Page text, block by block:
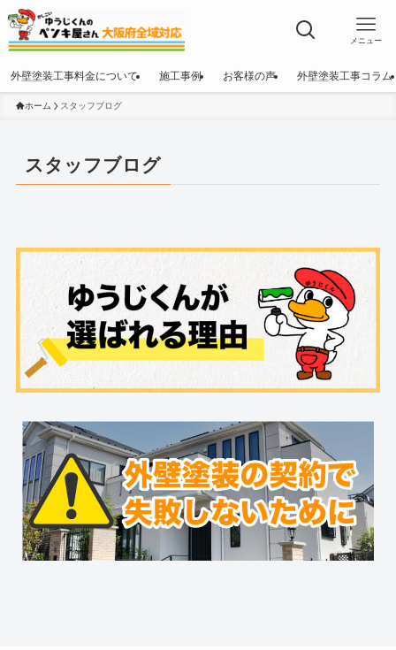
メニュー
外壁塗装工事料金について 施工事例 お客様の声 外壁塗装工事コラム
ホーム スタッフブログ
スタッフブログ